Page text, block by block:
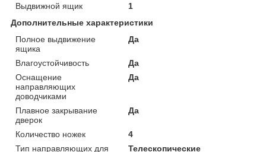
Выдвижной ящик
1
Дополнительные характеристики
Полное выдвижение
ящика
Да
Влагоустойчивость
Да
Оснащение
направляющих
доводчиками
Да
Плавное закрывание
дверок
Да
Количество ножек
4
Тип направляющих для
Телескопические